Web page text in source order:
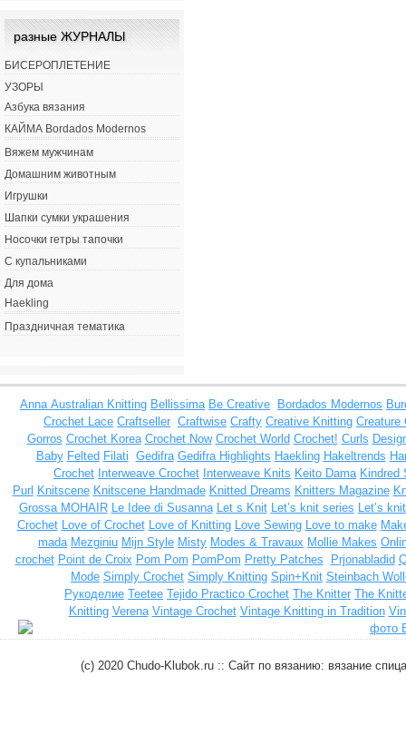
разные ЖУРНАЛЫ
БИСЕРОПЛЕТЕНИЕ
УЗОРЫ
Азбука вязания
КАЙМА Bordados Modernos
Вяжем мужчинам
Домашним животным
Игрушки
Шапки сумки украшения
Носочки гетры тапочки
С купальниками
Для дома
Haekling
Праздничная тематика
Anna Australian Knitting Bellissima Be Creative Bordados Modernos
Crochet Lace Craftseller Craftwise Crafty Creative Knitting Creature
Gorros Crochet Korea Crochet Now Crochet World Crochet! Curls
Baby Felted Filati Gedifra Gedifra Highlights Haekling Hakeltrends
Crochet Interweave Crochet Interweave Knits Keito Dama Kindred
Purl Knitscene Knitscene Handmade Knitted Dreams Knitters Magazine
Grossa MOHAIR Le Idee di Susanna Let s Knit Let’s knit series Let’s
Crochet Love of Crochet Love of Knitting Love Sewing Love to make
mada Mezginiu Mijn Style Misty Modes & Travaux Mollie Makes
crochet Point de Croix Pom Pom PomPom Pretty Patches Prjonabladid
Mode Simply Crochet Simply Knitting Spin+Knit Steinbach
Рукоделие Teetee Tejido Practico Crochet The Knitter The
Knitting Verena Vintage Crochet Vintage Knitting in Tradition
(c) 2020 Chudo-Klubok.ru :: Сайт по вязанию: вязание